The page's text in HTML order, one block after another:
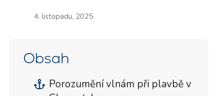
4. listopadu, 2025
Obsah
Porozumění vlnám při plavbě v